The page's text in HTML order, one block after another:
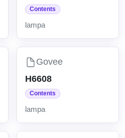
Contents
lampa
Govee
H6608
Contents
lampa